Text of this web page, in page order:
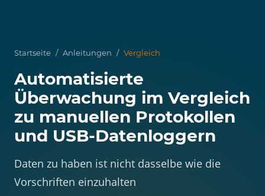
Startseite / Anleitungen / Vergleich
Automatisierte
Überwachung im Vergleich
zu manuellen Protokollen
und USB-Datenloggern
Daten zu haben ist nicht dasselbe wie die
Vorschriften einzuhalten